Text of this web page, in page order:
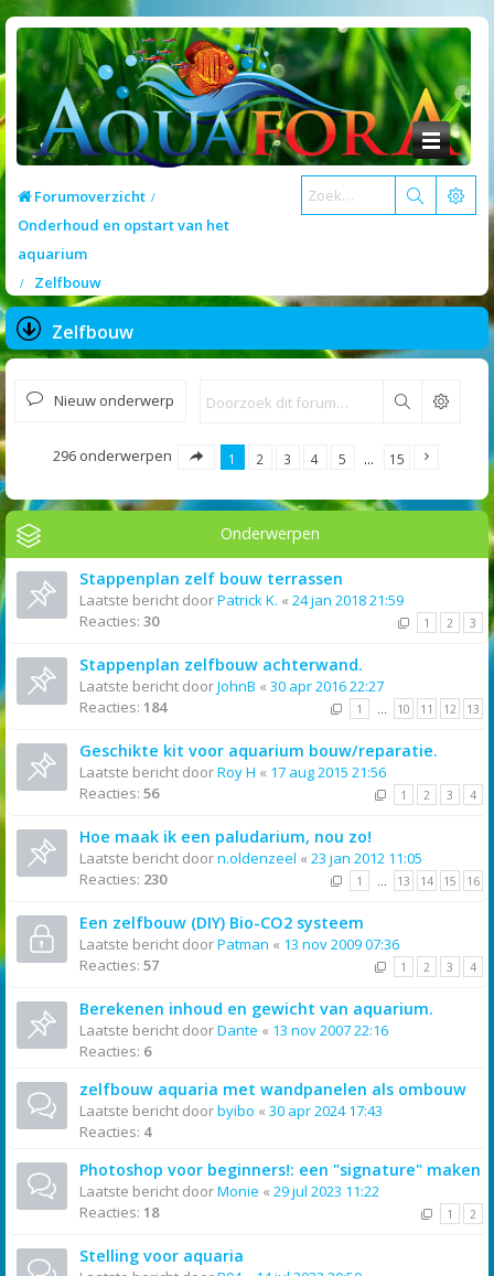
Forumoverzicht
Onderhoud en opstart van het
aquarium
Zelfbouw
Zelfbouw
Nieuw onderwerp Zoek
296 onderwerpen 1 2 3 4 5 … 15
Onderwerpen
Stappenplan zelf bouw terrassen
Laatste bericht doorPatrick K. « 24 jan 2018 21:59
Reacties: 30 1 2 3
Stappenplan zelfbouw achterwand.
Laatste bericht doorJohnB « 30 apr 2016 22:27
Reacties: 184 1 … 10 11 12 13
Geschikte kit voor aquarium bouw/reparatie.
Laatste bericht doorRoy H « 17 aug 2015 21:56
Reacties: 56 1 2 3 4
Hoe maak ik een paludarium, nou zo!
Laatste bericht doorn.oldenzeel « 23 jan 2012 11:05
Reacties: 230 1 … 13 14 15 16
Een zelfbouw (DIY) Bio-CO2 systeem
Laatste bericht doorPatman « 13 nov 2009 07:36
Reacties: 57 1 2 3 4
Berekenen inhoud en gewicht van aquarium.
Laatste bericht doorDante « 13 nov 2007 22:16
Reacties: 6
zelfbouw aquaria met wandpanelen als ombouw
Laatste bericht doorbyibo « 30 apr 2024 17:43
Reacties: 4
Photoshop voor beginners!: een "signature" maken
Laatste bericht doorMonie « 29 jul 2023 11:22
Reacties: 18 1 2
Stelling voor aquaria